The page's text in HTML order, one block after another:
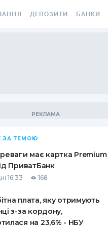
ВІНЬЄТКА
ВІД
ВИПАДКІВ
ДЕПОЗИТИ
ПИТАННЯ ТА ВІДПОВІДІ
ПУТІВНИКИ ПО
БАНКИ
ЗА ТЕМОЮ
має картка Premium
ПриватБанк
16:33 168
плата, яку отримують
з-за кордону,
на 23,6% - НБУ